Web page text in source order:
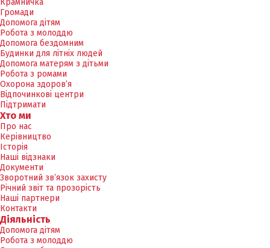
Крамничка
Громади
Допомога дітям
Робота з молоддю
Допомога бездомним
Будинки для літніх людей
Допомога матерям з дітьми
Робота з ромами
Охорона здоров’я
Відпочинкові центри
Підтримати
Хто ми
Про нас
Керівництво
Історія
Наші відзнаки
Документи
Зворотний зв’язок захисту
Річний звіт та прозорість
Наші партнери
Контакти
Діяльність
Допомога дітям
Робота з молоддю